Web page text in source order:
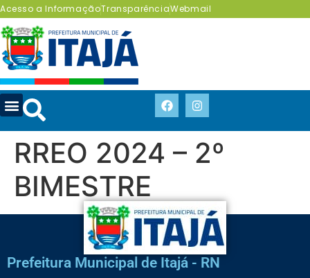
Acesso a InformaçãoTransparênciaWebmail
RREO 2024 – 2º
BIMESTRE
Prefeitura Municipal de Itajá - RN